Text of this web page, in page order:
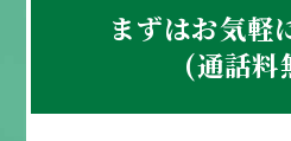
まずはお気軽
(通話料